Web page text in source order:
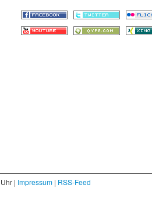
| Impressum | RSS-Feed